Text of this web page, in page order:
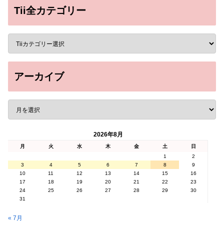
Tii全カテゴリー
アーカイブ
2026年8月
月 火 水 木 金 土
日
1
2
3
4 5 6 7 8
9
10
11 12 13 14 15
16
17
18 19 20 21 22
23
24
25 26 27 28 29
30
31
« 7月